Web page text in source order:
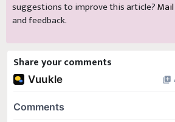
suggestions to improve this article?Mail
and feedback.
Share your comments